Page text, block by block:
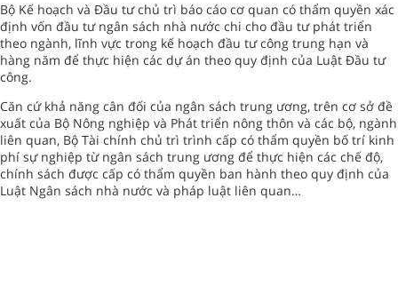
Bộ Kế hoạch và Đầu tư chủ trì báo cáo cơ quan có thẩm quyền xác
định vốn đầu tư ngân sách nhà nước chi cho đầu tư phát triển
theo ngành, lĩnh vực trong kế hoạch đầu tư công trung hạn và
hàng năm để thực hiện các dự án theo quy định của Luật Đầu tư
công.
Căn cứ khả năng cân đối của ngân sách trung ương, trên cơ sở đề
xuất của Bộ Nông nghiệp và Phát triển nông thôn và các bộ, ngành
liên quan, Bộ Tài chính chủ trì trình cấp có thẩm quyền bố trí kinh
phí sự nghiệp từ ngân sách trung ương để thực hiện các chế độ,
chính sách được cấp có thẩm quyền ban hành theo quy định của
Luật Ngân sách nhà nước và pháp luật liên quan…